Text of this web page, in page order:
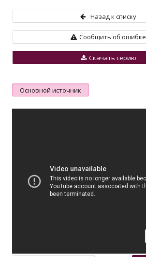
Назад к списку
Сообщить об ошибке
Скачать серию
Основной источник